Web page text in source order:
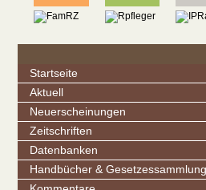
Startseite
Aktuell
Neuerscheinungen
Zeitschriften
Datenbanken
Handbücher &